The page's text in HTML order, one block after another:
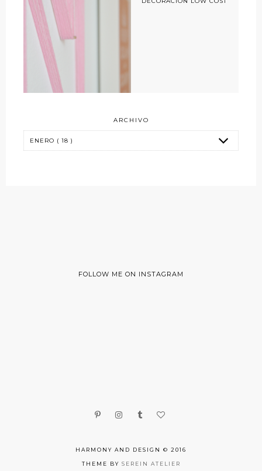
ARCHIVO
FOLLOW ME ON INSTAGRAM
HARMONY AND DESIGN © 2016
THEME BY SEREIN ATELIER